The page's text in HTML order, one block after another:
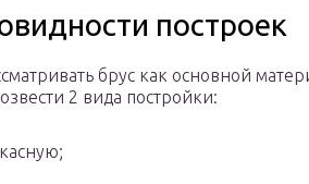
построек
брус как основной
2 вида постройки: